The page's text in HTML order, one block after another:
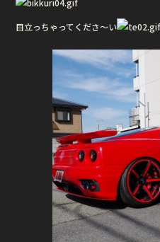
o
o
k
目立っちゃってくださ〜い